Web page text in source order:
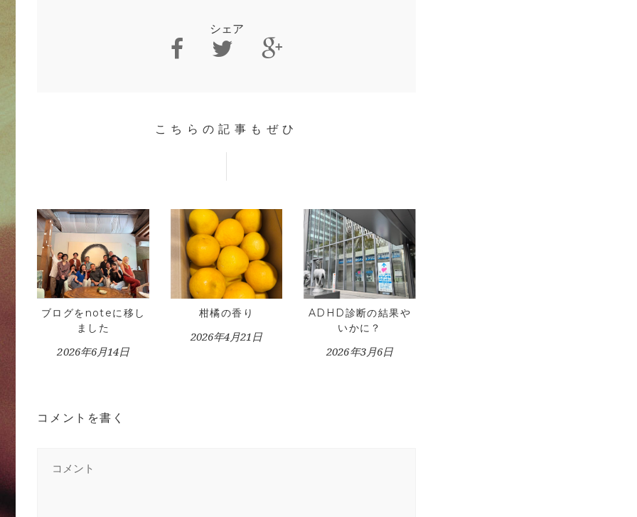
シェア
こちらの記事もぜひ
ブログをnoteに移し
ました
2026年6月14日
柑橘の香り
2026年4月21日
ADHD診断の結果や
いかに？
2026年3月6日
コメントを書く